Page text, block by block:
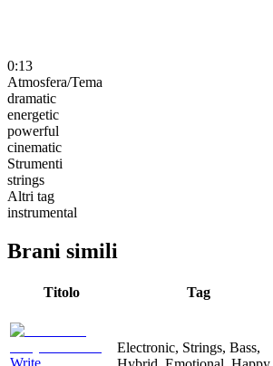
0:13
Atmosfera/Tema
dramatic
energetic
powerful
cinematic
Strumenti
strings
Altri tag
instrumental
Brani simili
Titolo Tag
Write
Electronic, Strings, Bass,